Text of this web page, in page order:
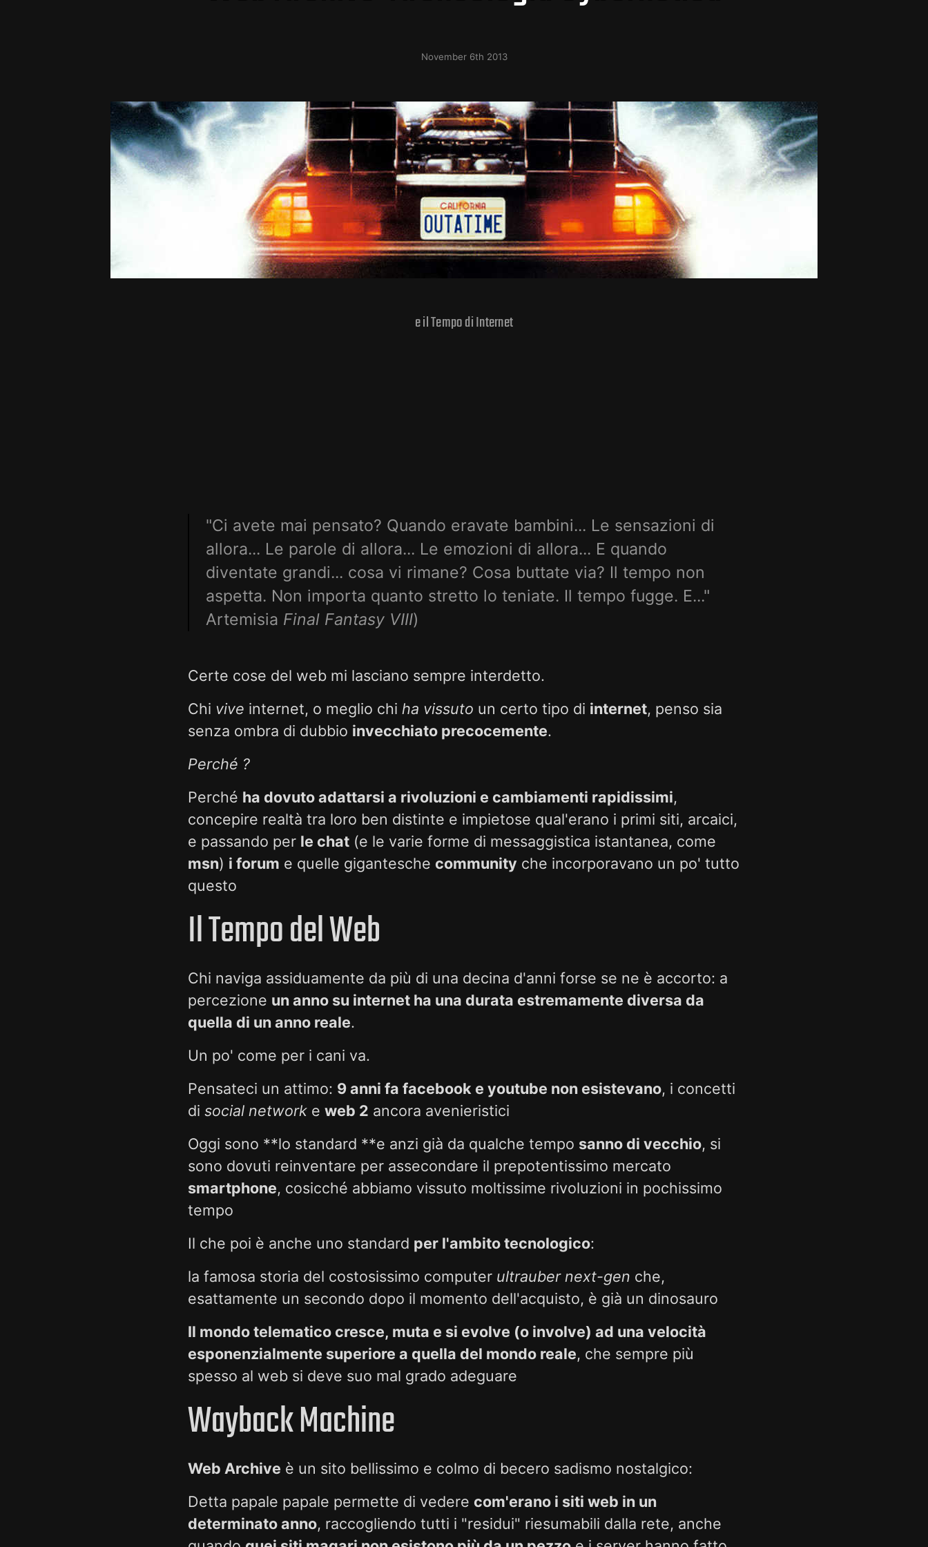
November 6th 2013
e il Tempo di Internet
"Ci avete mai pensato? Quando eravate bambini... Le sensazioni di
allora... Le parole di allora... Le emozioni di allora... E quando
diventate grandi... cosa vi rimane? Cosa buttate via? Il tempo non
aspetta. Non importa quanto stretto lo teniate. Il tempo fugge. E..."
Artemisia Final Fantasy VIII)
Certe cose del web mi lasciano sempre interdetto.
Chi vive internet, o meglio chi ha vissuto un certo tipo di internet, penso sia
senza ombra di dubbio invecchiato precocemente.
Perché ?
Perché ha dovuto adattarsi a rivoluzioni e cambiamenti rapidissimi,
concepire realtà tra loro ben distinte e impietose qual'erano i primi siti, arcaici,
e passando per le chat (e le varie forme di messaggistica istantanea, come
msn) i forum e quelle gigantesche community che incorporavano un po' tutto
questo
Il Tempo del Web
Chi naviga assiduamente da più di una decina d'anni forse se ne è accorto: a
percezione un anno su internet ha una durata estremamente diversa da
quella di un anno reale.
Un po' come per i cani va.
Pensateci un attimo: 9 anni fa facebook e youtube non esistevano, i concetti
di social network e web 2 ancora avenieristici
Oggi sono **lo standard **e anzi già da qualche tempo sanno di vecchio, si
sono dovuti reinventare per assecondare il prepotentissimo mercato
smartphone, cosicché abbiamo vissuto moltissime rivoluzioni in pochissimo
tempo
Il che poi è anche uno standard per l'ambito tecnologico:
la famosa storia del costosissimo computer ultrauber next-gen che,
esattamente un secondo dopo il momento dell'acquisto, è già un dinosauro
Il mondo telematico cresce, muta e si evolve (o involve) ad una velocità
esponenzialmente superiore a quella del mondo reale, che sempre più
spesso al web si deve suo mal grado adeguare
Wayback Machine
Web Archive è un sito bellissimo e colmo di becero sadismo nostalgico:
Detta papale papale permette di vedere com'erano i siti web in un
determinato anno, raccogliendo tutti i "residui" riesumabili dalla rete, anche